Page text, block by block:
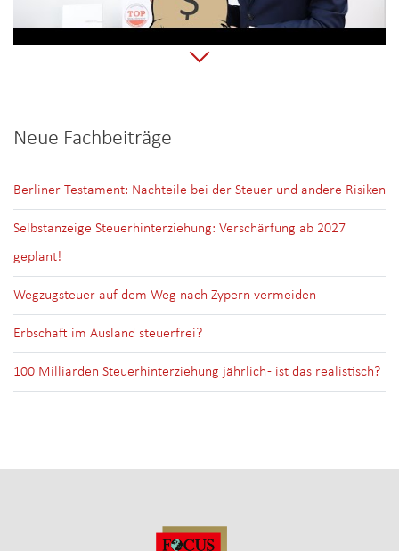
Neue Fachbeiträge
Berliner Testament: Nachteile bei der Steuer und andere Risiken
Selbstanzeige Steuerhinterziehung: Verschärfung ab 2027
geplant!
Wegzugsteuer auf dem Weg nach Zypern vermeiden
Erbschaft im Ausland steuerfrei?
100 Milliarden Steuerhinterziehung jährlich - ist das realistisch?